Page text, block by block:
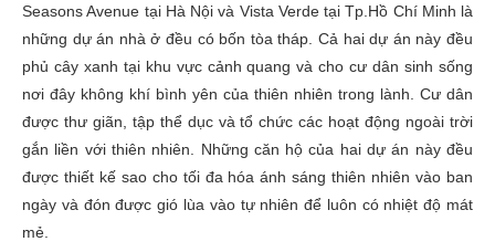
Seasons Avenue tại Hà Nội và Vista Verde tại Tp.Hồ Chí Minh là
những dự án nhà ở đều có bốn tòa tháp. Cả hai dự án này đều
phủ cây xanh tại khu vực cảnh quang và cho cư dân sinh sống
nơi đây không khí bình yên của thiên nhiên trong lành. Cư dân
được thư giãn, tập thể dục và tổ chức các hoạt động ngoài trời
gắn liền với thiên nhiên. Những căn hộ của hai dự án này đều
được thiết kế sao cho tối đa hóa ánh sáng thiên nhiên vào ban
ngày và đón được gió lùa vào tự nhiên để luôn có nhiệt độ mát
mẻ.